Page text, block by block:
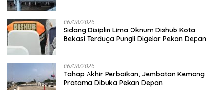
06/08/2026
Sidang Disiplin Lima Oknum Dishub Kota
Bekasi Terduga Pungli Digelar Pekan Depan
06/08/2026
Tahap Akhir Perbaikan, Jembatan Kemang
Pratama Dibuka Pekan Depan